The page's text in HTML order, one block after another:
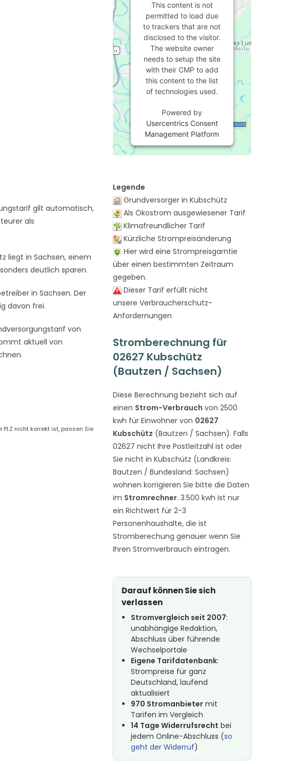
gilt automatisch,
als
liegt in Sachsen, einem
deutlich sparen.
in Sachsen. Der
davon frei.
von
aktuell von
nicht korrekt ist, passen Sie
This content is not
permitted to load due
to trackers that are not
disclosed to the visitor.
The website owner
needs to setup the site
with their CMP to add
this content to the list
of technologies used.
Powered by
Usercentrics Consent
Management Platform
Legende
Grundversorger in Kubschütz
Als Ökostrom ausgewiesener Tarif
Klimafreundlicher Tarif
Kürzliche Strompreisänderung
Hier wird eine Strompreisgarntie
über einen bestimmten Zeitraum
gegeben.
Dieser Tarif erfüllt nicht
unsere Verbraucherschutz-
Anfordernungen
Stromberechnung für
02627 Kubschütz
(Bautzen / Sachsen)
Diese Berechnung bezieht sich auf
einen Strom-Verbrauch von 2500
kwh für Einwohner von 02627
Kubschütz (Bautzen / Sachsen). Falls
02627 nicht Ihre Postleitzahl ist oder
Sie nicht in Kubschütz (Landkreis:
Bautzen / Bundesland: Sachsen)
wohnen korrigieren Sie bitte die Daten
im Stromrechner. 3.500 kwh ist nur
ein Richtwert für 2-3
Personenhaushalte, die ist
Stromberechung genauer wenn Sie
Ihren Stromverbrauch eintragen.
Darauf können Sie sich
verlassen
Stromvergleich seit 2007:
unabhängige Redaktion,
Abschluss über führende
Wechselportale
Eigene Tarifdatenbank:
Strompreise für ganz
Deutschland, laufend
aktualisiert
970 Stromanbietermit
Tarifen im Vergleich
14 Tage Widerrufsrecht bei
jedem Online-Abschluss (so
geht der Widerruf)